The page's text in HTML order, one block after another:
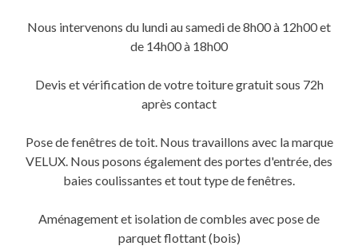
fenêtre)
Nous intervenons du lundi au samedi de 8h00 à 12h00 et
de 14h00 à 18h00
Devis et vérification de votre toiture gratuit sous 72h
après contact
Pose de fenêtres de toit. Nous travaillons avec la marque
VELUX. Nous posons également des portes d'entrée, des
baies coulissantes et tout type de fenêtres.
Aménagement et isolation de combles avec pose de
parquet flottant (bois)